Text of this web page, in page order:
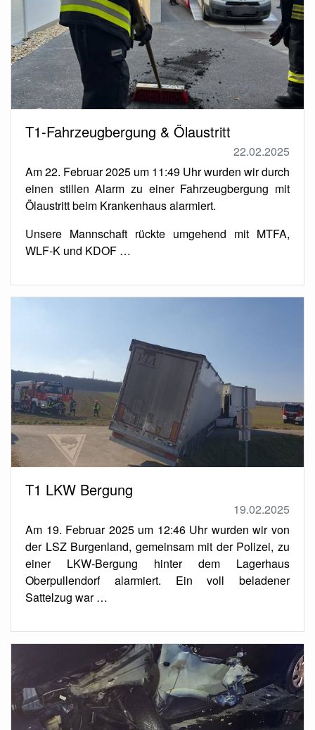
T1-Fahrzeugbergung & Ölaustritt
22.02.2025
Am 22. Februar 2025 um 11:49 Uhr wurden wir durch
einen stillen Alarm zu einer Fahrzeugbergung mit
Ölaustritt beim Krankenhaus alarmiert.
Unsere Mannschaft rückte umgehend mit MTFA,
WLF-K und KDOF …
T1 LKW Bergung
19.02.2025
Am 19. Februar 2025 um 12:46 Uhr wurden wir von
der LSZ Burgenland, gemeinsam mit der Polizei, zu
einer LKW-Bergung hinter dem Lagerhaus
Oberpullendorf alarmiert. Ein voll beladener
Sattelzug war …